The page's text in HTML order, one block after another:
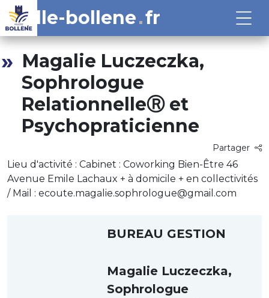
ville-bollene fr
Magalie Luczeczka,
Sophrologue
RelationnelleⓇ et
Psychopraticienne
Partager
Lieu d'activité : Cabinet : Coworking Bien-Être 46
Avenue Emile Lachaux + à domicile + en collectivités
/ Mail : ecoute.magalie.sophrologue@gmail.com
BUREAU GESTION
Magalie Luczeczka,
Sophrologue